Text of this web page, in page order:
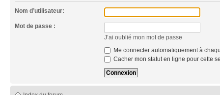
Nom d’utilisateur:
Mot de passe :
J’ai oublié mon mot de passe
Me connecter automatiquement à
Cacher mon statut en ligne pour cette